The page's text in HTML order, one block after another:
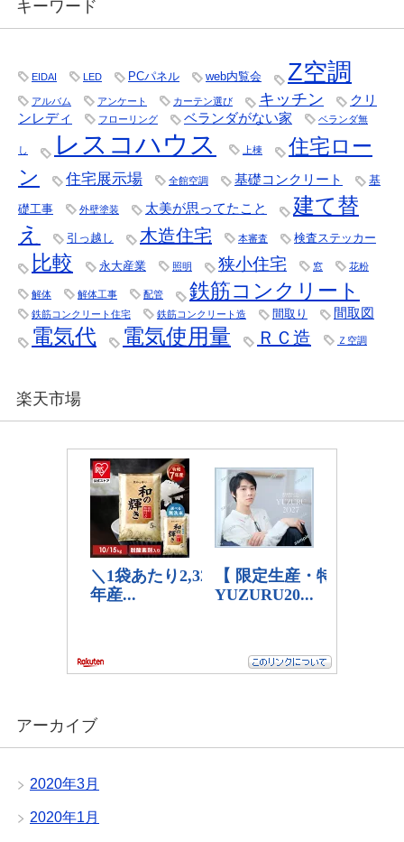
キーワード
EIDAI LED PCパネル web内覧会 Z空調
アルバム アンケート カーテン選び キッチン
クリ
ンレディ
フローリング ベランダがない家 ベランダ無
し レスコハウス 上棟
住宅ロー
ン
住宅展示場 全館空調 基礎コンクリート 基
礎工事 外壁塗装 太美が思ってたこと
建て替
え
引っ越し 木造住宅 本審査 検査ステッカー
比較 永大産業 照明 狭小住宅 窓 花粉
解体 解体工事 配管 鉄筋コンクリート
鉄筋コンクリート住宅 鉄筋コンクリート造 間取り 間取図
電気代 電気使用量 ＲＣ造 Ｚ空調
楽天市場
アーカイブ
2020年3月
2020年1月